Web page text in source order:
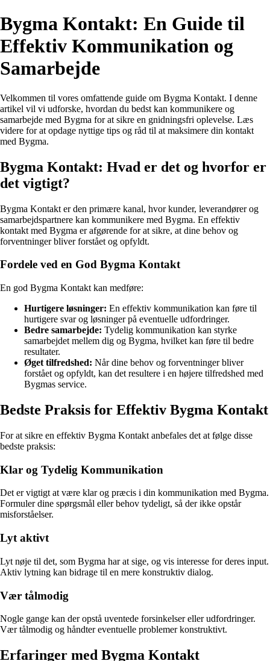
Bygma Kontakt: En Guide til
Effektiv Kommunikation og
Samarbejde
Velkommen til vores omfattende guide om Bygma Kontakt. I denne
artikel vil vi udforske, hvordan du bedst kan kommunikere og
samarbejde med Bygma for at sikre en gnidningsfri oplevelse. Læs
videre for at opdage nyttige tips og råd til at maksimere din kontakt
med Bygma.
Bygma Kontakt: Hvad er det og hvorfor er
det vigtigt?
Bygma Kontakt er den primære kanal, hvor kunder, leverandører og
samarbejdspartnere kan kommunikere med Bygma. En effektiv
kontakt med Bygma er afgørende for at sikre, at dine behov og
forventninger bliver forstået og opfyldt.
Fordele ved en God Bygma Kontakt
En god Bygma Kontakt kan medføre:
Hurtigere løsninger: En effektiv kommunikation kan føre til
hurtigere svar og løsninger på eventuelle udfordringer.
Bedre samarbejde: Tydelig kommunikation kan styrke
samarbejdet mellem dig og Bygma, hvilket kan føre til bedre
resultater.
Øget tilfredshed: Når dine behov og forventninger bliver
forstået og opfyldt, kan det resultere i en højere tilfredshed med
Bygmas service.
Bedste Praksis for Effektiv Bygma Kontakt
For at sikre en effektiv Bygma Kontakt anbefales det at følge disse
bedste praksis:
Klar og Tydelig Kommunikation
Det er vigtigt at være klar og præcis i din kommunikation med Bygma.
Formuler dine spørgsmål eller behov tydeligt, så der ikke opstår
misforståelser.
Lyt aktivt
Lyt nøje til det, som Bygma har at sige, og vis interesse for deres input.
Aktiv lytning kan bidrage til en mere konstruktiv dialog.
Vær tålmodig
Nogle gange kan der opstå uventede forsinkelser eller udfordringer.
Vær tålmodig og håndter eventuelle problemer konstruktivt.
Erfaringer med Bygma Kontakt